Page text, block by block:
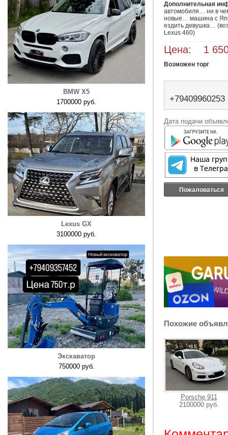
BMW X5
1700000 руб.
Lexus GX
3100000 руб.
Экскаватор
750000 руб.
Дополнительная
автомобиля… ни в
новые… машина с
ездить девушка…
Lexus 460)
Цена: 1
Возможен торг
+79409960253
Дата подачи
Пожаловаться
Похожие
Porsche 911
2100000 руб.